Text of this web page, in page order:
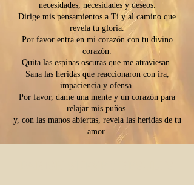
necesidades, necesidades y deseos.
Dirige mis pensamientos a Ti y al camino que
revela tu gloria.
Por favor entra en mi corazón con tu divino
corazón.
Quita las espinas oscuras que me atraviesan.
Sana las heridas que reaccionaron con ira,
impaciencia y ofensa.
Por favor, dame una mente y un corazón para
relajar mis puños.
y, con las manos abiertas, revela las heridas de tu
amor.